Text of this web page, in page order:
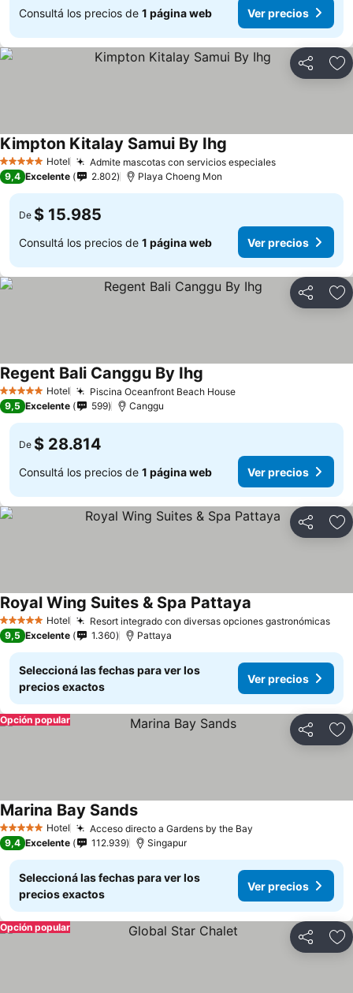
Consultá los precios de 1 página web Ver precios
Compartir
5 Estrellas Hotel Admite mascotas con servicios especiales
Kimpton Kitalay Samui By Ihg
9,4 Excelente 2.802 Playa Choeng Mon
De $ 15.985
Consultá los precios de 1 página web Ver precios
Compartir
5 Estrellas Hotel Piscina Oceanfront Beach House
Regent Bali Canggu By Ihg
9,5 Excelente 599 Canggu
De $ 28.814
Consultá los precios de 1 página web Ver precios
Compartir
5 Estrellas Hotel Resort integrado con diversas opciones gastronómicas
Royal Wing Suites & Spa Pattaya
9,5 Excelente 1.360 Pattaya
Seleccioná las fechas para ver los
precios exactos
Ver precios
Compartir
Opción popular
5 Estrellas Hotel Acceso directo a Gardens by the Bay
Marina Bay Sands
9,4 Excelente 112.939 Singapur
Seleccioná las fechas para ver los
precios exactos
Ver precios
Compartir
Opción popular